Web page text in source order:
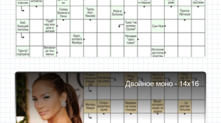
Двойное моно - 14x16